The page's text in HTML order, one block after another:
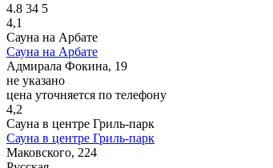
4.8 34 5
4,1
Сауна на Арбате
Сауна на Арбате
Адмирала Фокина, 19
не указано
цена уточняется по телефону
4,2
Сауна в центре Гриль-парк
Сауна в центре Гриль-парк
Маковского, 224